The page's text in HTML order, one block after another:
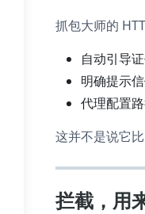
抓包大师的
自动引导
明确提示
代理配置
这并不是说它
拦截，用